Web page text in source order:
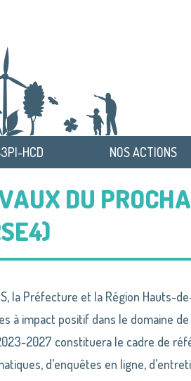
HCD NOS ACTIONS
DU
la Préfecture et la Région Hauts-
à impact positif dans le domaine
2027 constituera le cadre de
d’enquêtes en ligne,